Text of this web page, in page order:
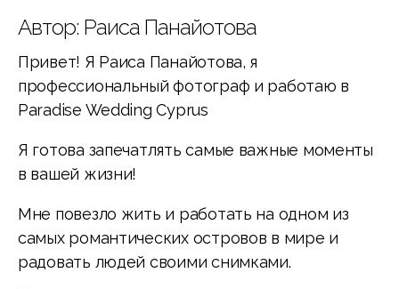
Автор: Раиса Панайотова
Привет! Я Раиса Панайотова, я
профессиональный фотограф и работаю в
Paradise Wedding Cyprus
Я готова запечатлять самые важные моменты
в вашей жизни!
Мне повезло жить и работать на одном из
самых романтических островов в мире и
радовать людей своими снимками.